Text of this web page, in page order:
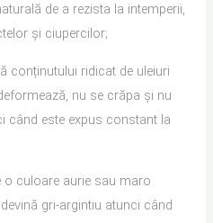
de a rezista la intemperii,
și ciupercilor;
conținutului ridicat de uleiuri
nu se crăpa și nu
când este expus constant la
o culoare aurie sau maro
gri-argintiu atunci când